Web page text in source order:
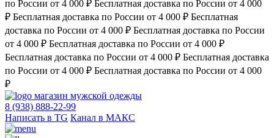
по России от 4 000 ₽ Бесплатная доставка по России от 4 000
₽ Бесплатная доставка по России от 4 000 ₽ Бесплатная
доставка по России от 4 000 ₽ Бесплатная доставка по России
от 4 000 ₽ Бесплатная доставка по России от 4 000 ₽
Бесплатная доставка по России от 4 000 ₽ Бесплатная доставка
по России от 4 000 ₽ Бесплатная доставка по России от 4 000
₽
магазин мужской одежды
8 (938) 888-22-99
Написать в TG Канал в МАКС